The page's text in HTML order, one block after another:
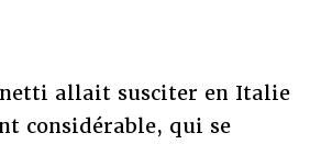
allait susciter en Italie
considérable, qui se